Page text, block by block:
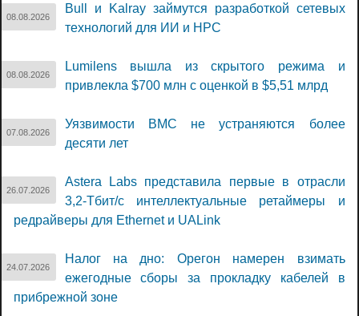
08.08.2026
Bull и Kalray займутся разработкой сетевых
технологий для ИИ и НРС
08.08.2026
Lumilens вышла из скрытого режима и
привлекла $700 млн с оценкой в $5,51 млрд
07.08.2026
Уязвимости BMC не устраняются более
десяти лет
26.07.2026
Astera Labs представила первые в отрасли
3,2-Тбит/с интеллектуальные ретаймеры и
редрайверы для Ethernet и UALink
24.07.2026
Налог на дно: Орегон намерен взимать
ежегодные сборы за прокладку кабелей в
прибрежной зоне